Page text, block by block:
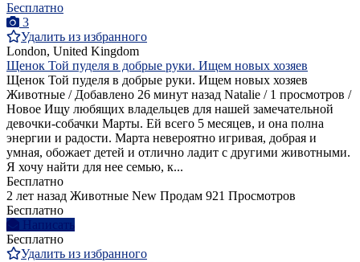
Бесплатно
3
Удалить из избранного
London, United Kingdom
Щенок Той пуделя в добрые руки. Ищем новых хозяев
Щенок Той пуделя в добрые руки. Ищем новых хозяев
Животные / Добавлено 26 минут назад Natalie / 1 просмотров /
Новое Ищу любящих владельцев для нашей замечательной
девочки-собачки Марты. Ей всего 5 месяцев, и она полна
энергии и радости. Марта невероятно игривая, добрая и
умная, обожает детей и отлично ладит с другими животными.
Я хочу найти для нее семью, к...
Бесплатно
2 лет назад Животные New Продам 921 Просмотров
Бесплатно
Написать
Бесплатно
Удалить из избранного